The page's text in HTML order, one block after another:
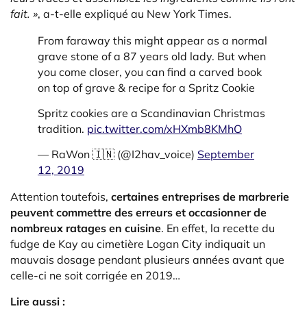
fait. », a-t-elle expliqué au New York Times.
From faraway this might appear as a normal
grave stone of a 87 years old lady. But when
you come closer, you can find a carved book
on top of grave & recipe for a Spritz Cookie
Spritz cookies are a Scandinavian Christmas
tradition. pic.twitter.com/xHXmb8KMhO
— RaWon 🇮🇳 (@I2hav_voice) September
12, 2019
Attention toutefois, certaines entreprises de marbrerie
peuvent commettre des erreurs et occasionner de
nombreux ratages en cuisine. En effet, la recette du
fudge de Kay au cimetière Logan City indiquait un
mauvais dosage pendant plusieurs années avant que
celle-ci ne soit corrigée en 2019…
Lire aussi :